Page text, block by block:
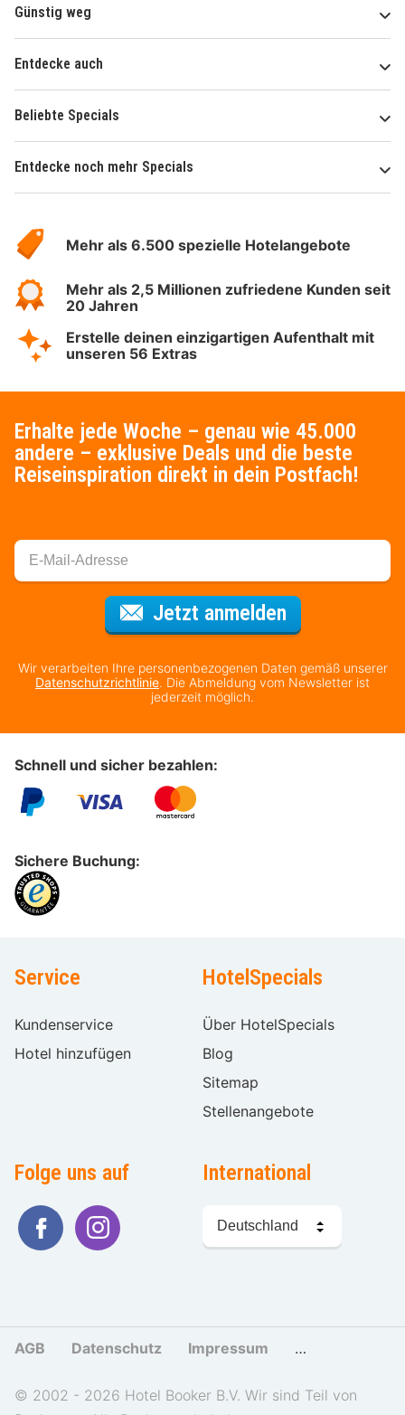
Günstig weg
Entdecke auch
Beliebte Specials
Entdecke noch mehr Specials
Hotelspecials
Mehr als 6.500 spezielle Hotelangebote
Mehr als 2,5 Millionen zufriedene Kunden seit
20 Jahren
Erstelle deinen einzigartigen Aufenthalt mit
unseren 56 Extras
Erhalte jede Woche – genau wie 45.000
andere – exklusive Deals und die beste
Reiseinspiration direkt in dein Postfach!
Jetzt anmeldenFür den
Wir verarbeiten Ihre personenbezogenen Daten gemäß unserer
Datenschutzrichtlinie. Die Abmeldung vom Newsletter ist
jederzeit möglich.
Schnell und sicher bezahlen:
Sichere Buchung:
Service
Kundenservice
Hotel hinzufügen
HotelSpecials
Über HotelSpecials
Blog
Sitemap
Stellenangebote
Folge uns auf International
wählen
AGB Datenschutz Impressum Cookies und
© 2002 - 2026 Hotel Booker B.V. Wir sind Teil von